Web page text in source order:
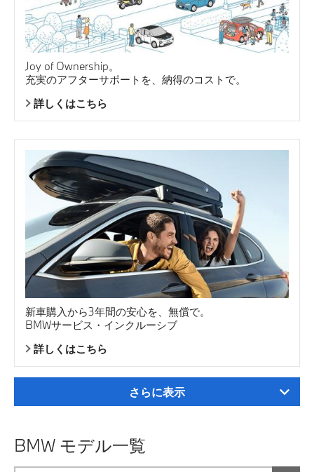
Joy of Ownership。
充実のアフターサポートを、納得のコストで。
詳しくはこちら
新車購入から3年間の安心を、無償で。
BMWサービス・インクルーシブ
詳しくはこちら
さらに表示
BMW モデル一覧